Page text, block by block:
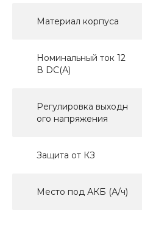
Материал корпуса
Номинальный ток 12
В DC(А)
Регулировка выходн
ого напряжения
Защита от КЗ
Место под АКБ (А/ч)